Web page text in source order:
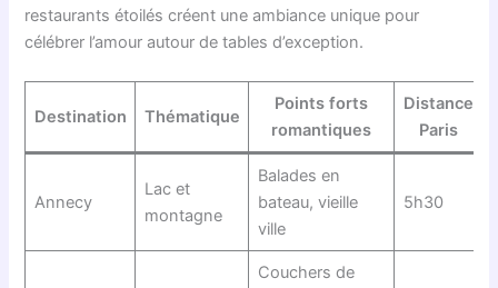
restaurants étoilés créent une ambiance unique pour
célébrer l’amour autour de tables d’exception.
Destination Thématique
Points forts
romantiques
Distance
Paris
Annecy
Lac et
montagne
Balades en
bateau, vieille
ville
5h30
Couchers de